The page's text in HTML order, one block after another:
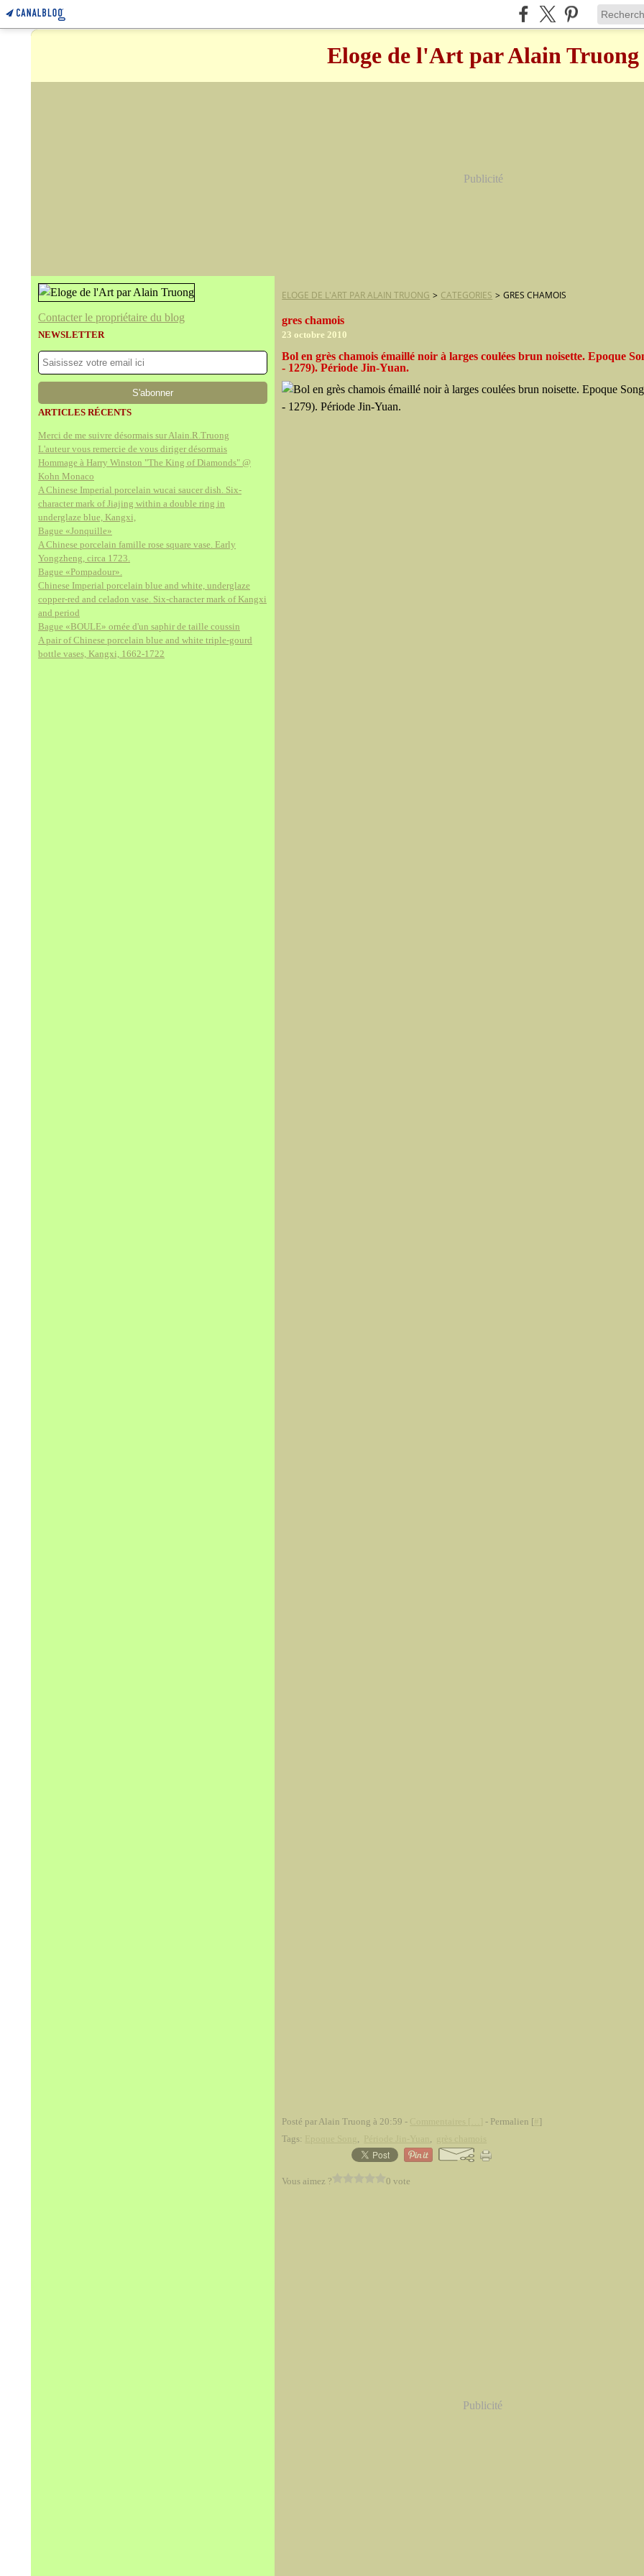
Eloge de l'Art par Alain Truong
Publicité
Contacter le propriétaire du blog
NEWSLETTER
ARTICLES RÉCENTS
Merci de me suivre désormais sur Alain.R.Truong
L'auteur vous remercie de vous diriger désormais
Hommage à Harry Winston "The King of Diamonds" @
Kohn Monaco
A Chinese Imperial porcelain wucai saucer dish. Six-
character mark of Jiajing within a double ring in
underglaze blue, Kangxi,
Bague «Jonquille»
A Chinese porcelain famille rose square vase. Early
Yongzheng, circa 1723.
Bague «Pompadour».
Chinese Imperial porcelain blue and white, underglaze
copper-red and celadon vase. Six-character mark of Kangxi
and period
Bague «BOULE» ornée d'un saphir de taille coussin
A pair of Chinese porcelain blue and white triple-gourd
bottle vases, Kangxi, 1662-1722
ELOGE DE L'ART PAR ALAIN TRUONG > CATEGORIES > GRES CHAMOIS
gres chamois
23 octobre 2010
Bol en grès chamois émaillé noir à larges coulées brun noisette. Epoque
- 1279). Période Jin-Yuan.
Posté par Alain Truong à 20:59 - - Permalien [ ]
Tags:
, ,
Vous aimez ? 0 vote
Publicité